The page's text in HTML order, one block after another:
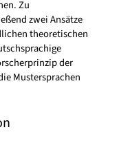
Zu
zwei Ansätze
theoretischen
der
Mustersprachen